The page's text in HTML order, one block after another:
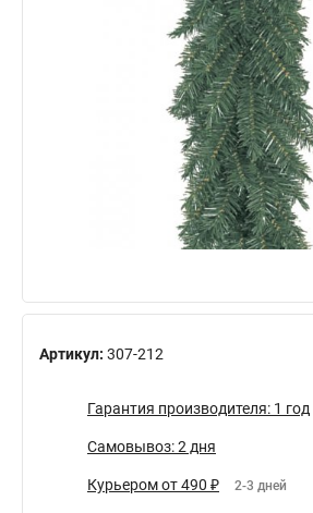
Артикул: 307-212
Гарантия производителя: 1 год
Самовывоз: 2 дня
Курьером от 490 ₽ 2-3 дней